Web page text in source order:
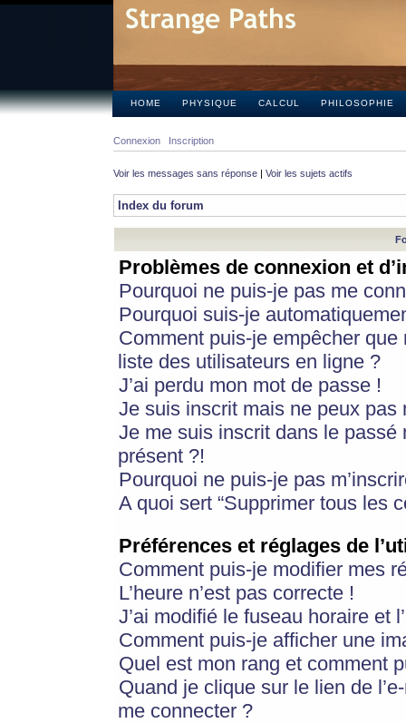
HOME PHYSIQUE CALCUL PHILOSOPHIE
Connexion Inscription
Voir les messages sans réponse | Voir les sujets actifs
Index du forum
Problèmes de connexion et
Pourquoi ne puis-je pas me
Pourquoi suis-je
Comment puis-je empêcher
liste des utilisateurs en ligne ?
J’ai perdu mon mot de passe !
Je suis inscrit mais ne peux pas
Je me suis inscrit dans le
présent ?!
Pourquoi ne puis-je pas
A quoi sert “Supprimer tous les
Préférences et réglages de
Comment puis-je modifier mes
L’heure n’est pas correcte !
J’ai modifié le fuseau horaire et
Comment puis-je afficher une
Quel est mon rang et comment
Quand je clique sur le lien de
me connecter ?